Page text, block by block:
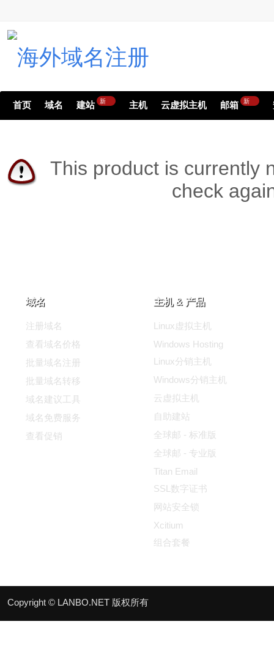
首页 域名 建站 新 主机 云虚拟主机 邮箱 新
This product is currently
check
域名
注册域名
查看域名价格
批量域名注册
批量域名转移
域名建议工具
域名免费服务
查看促销
主机 & 产品
Linux虚拟主机
Windows Hosting
Linux分销主机
Windows分销主机
云虚拟主机
自助建站
全球邮 - 标准版
全球邮 - 专业版
Titan Email
SSL数字证书
网站安全锁
Xcitium
组合套餐
Copyright © LANBO.NET 版权所有